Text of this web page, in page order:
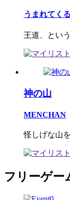
うまれてく
王道、とい
神の山
MENCHAN
怪しげな山
フリーゲー